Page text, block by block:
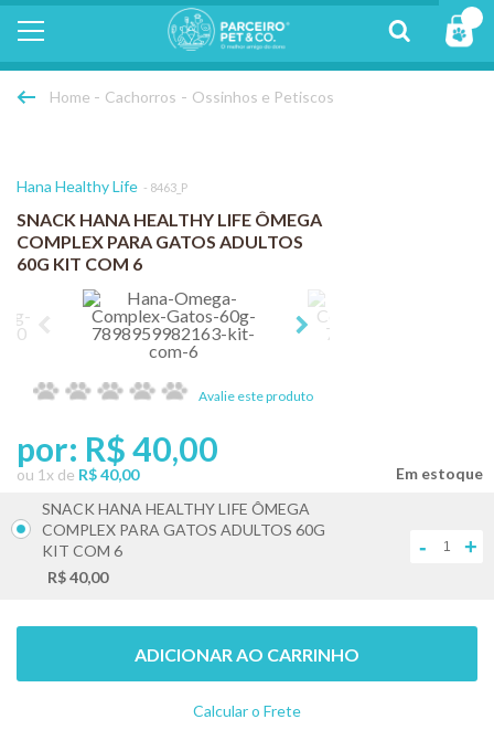
Cachorros Ossinhos e Petiscos
Avalie este produto
Hana Healthy Life 8463_P
SNACK HANA HEALTHY LIFE ÔMEGA
COMPLEX PARA GATOS ADULTOS
60G KIT COM 6
por: R$ 40,00
ou 1 x de R$ 40,00
SNACK HANA HEALTHY LIFE ÔMEGA
COMPLEX PARA GATOS ADULTOS 60G
KIT COM 6
R$ 40,00
- +
ADICIONAR AO CARRINHO
Calcular o Frete